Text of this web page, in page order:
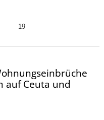
19
auf Ceuta und